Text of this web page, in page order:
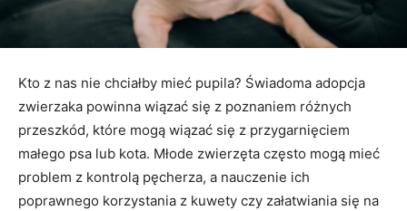
Kto z nas nie chciałby mieć pupila? Świadoma adopcja
zwierzaka powinna wiązać się z poznaniem różnych
przeszkód, które mogą wiązać się z przygarnięciem
małego psa lub kota. Młode zwierzęta często mogą mieć
problem z kontrolą pęcherza, a nauczenie ich
poprawnego korzystania z kuwety czy załatwiania się na